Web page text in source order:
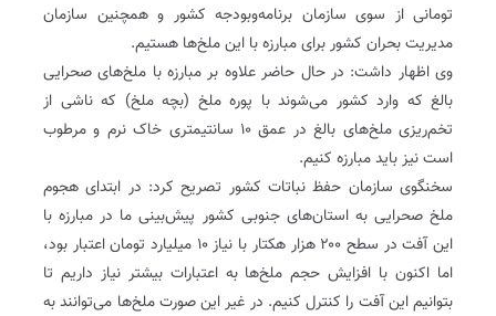
تومانی از سوی سازمان برنامه‌وبودجه کشور و همچنین سازمان
مدیریت بحران کشور برای مبارزه با این ملخ‌ها هستیم.
وی اظهار داشت: در حال حاضر علاوه بر مبارزه با ملخ‌های صحرایی
بالغ که وارد کشور می‌شوند با پوره ملخ (بچه ملخ) که ناشی از
تخم‌ریزی ملخ‌های بالغ در عمق ۱۰ سانتیمتری خاک نرم و مرطوب
است نیز باید مبارزه کنیم.
سخنگوی سازمان حفظ نباتات کشور تصریح کرد: در ابتدای هجوم
ملخ صحرایی به استان‌های جنوبی کشور پیش‌بینی ما در مبارزه با
این آفت در سطح ۲۰۰ هزار هکتار با نیاز ۱۰ میلیارد تومان اعتبار بود،
اما اکنون با افزایش حجم ملخ‌ها به اعتبارات بیشتر نیاز داریم تا
بتوانیم این آفت را کنترل کنیم. در غیر این صورت ملخ‌ها می‌توانند به